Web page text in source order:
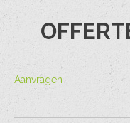
Aanvragen